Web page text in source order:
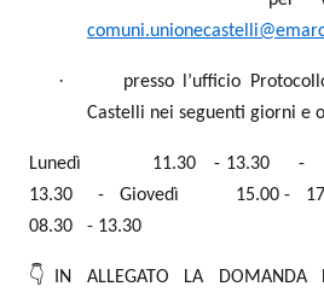
·
presso l’ufficio
Castelli nei seguenti giorni e
Lunedì 11.30 - 13.30-
13.30
- Giovedì 15.00 -
08.30
- 13.30
👇IN ALLEGATO LA DOMANDA